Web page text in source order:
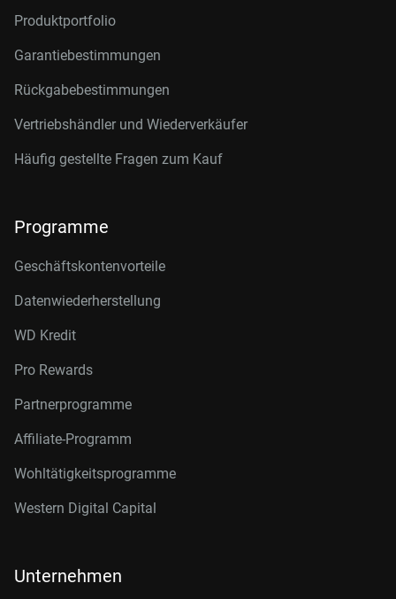
Produktportfolio
Garantiebestimmungen
Rückgabebestimmungen
Vertriebshändler und Wiederverkäufer
Häufig gestellte Fragen zum Kauf
Programme
Geschäftskontenvorteile
Datenwiederherstellung
WD Kredit
Pro Rewards
Partnerprogramme
Affiliate-Programm
Wohltätigkeitsprogramme
Western Digital Capital
Unternehmen